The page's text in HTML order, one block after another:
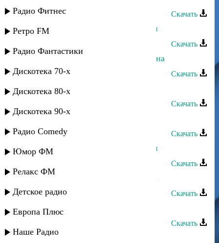
Радио Фитнес
Ретро FM
Радио Фантастики
Дискотека 70-х
Дискотека 80-х
Дискотека 90-х
Радио Comedy
Юмор ФМ
Релакс ФМ
Детское радио
Европа Плюс
Наше Радио
Скачать
Султан Лагучев - Турецкий Султан
Скачать
Султан Лагучев - Между нами война
Скачать
Султан Лагучев - Хlыбызшва
Скачать
Скачать
Султан Лагучев - Турецкий Султан
Скачать
Султан Лагучев - Любовь хулигана
Скачать
Султан - Просто прости
Скачать
Загир Магомедов - Скучаю